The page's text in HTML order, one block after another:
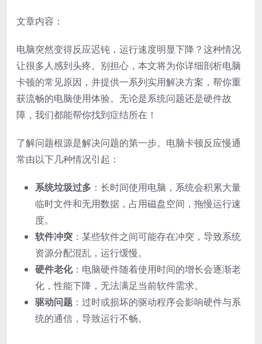
文章内容：
电脑突然变得反应迟钝，运行速度明显下降？这种情况
让很多人感到头疼。别担心，本文将为你详细剖析电脑
卡顿的常见原因，并提供一系列实用解决方案，帮你重
获流畅的电脑使用体验。无论是系统问题还是硬件故
障，我们都能帮你找到症结所在！
了解问题根源是解决问题的第一步。电脑卡顿反应慢通
常由以下几种情况引起：
系统垃圾过多 ：长时间使用电脑，系统会积累大量
临时文件和无用数据，占用磁盘空间，拖慢运行速
度。
软件冲突 ：某些软件之间可能存在冲突，导致系统
资源分配混乱，运行缓慢。
硬件老化：电脑硬件随着使用时间的增长会逐渐老
化，性能下降，无法满足当前软件需求。
驱动问题 ：过时或损坏的驱动程序会影响硬件与系
统的通信，导致运行不畅。